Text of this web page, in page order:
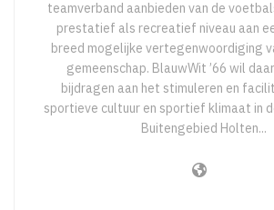
teamverband aanbieden van de
prestatief als recreatief niveau aan
breed mogelijke vertegenwoordiging
gemeenschap. BlauwWit ’66 wil
bijdragen aan het stimuleren en
sportieve cultuur en sportief klimaat in
Buitengebied Holten...